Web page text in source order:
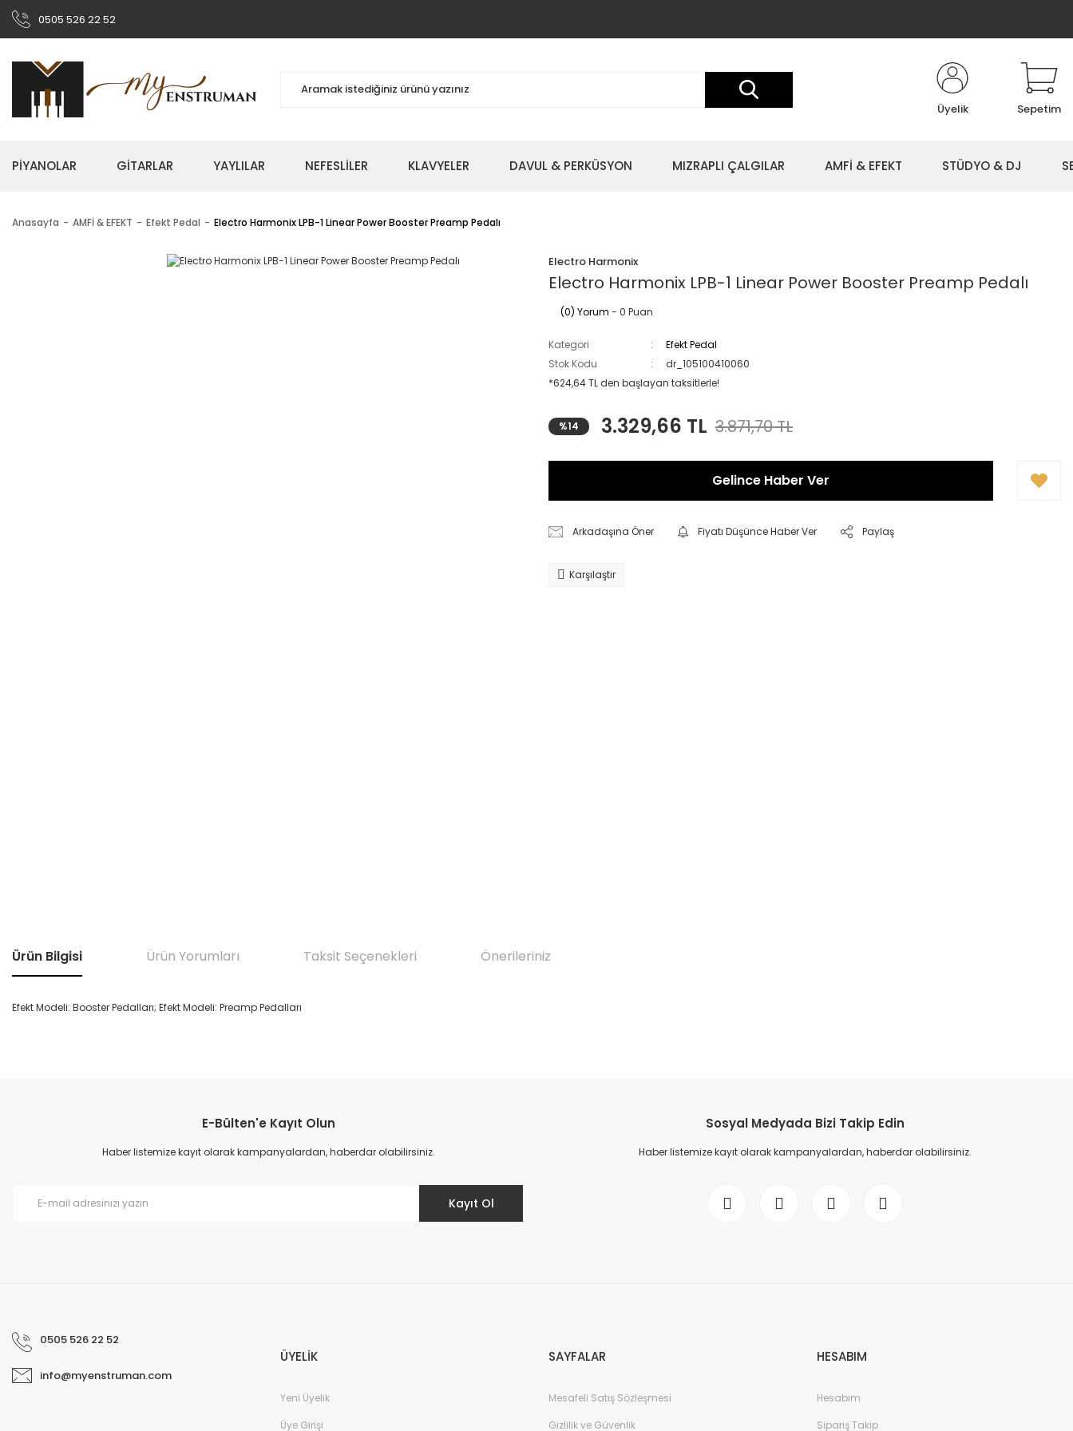
0505 526 22 52
Üyelik Sepetim
PİYANOLAR GİTARLAR YAYLILAR NEFESLİLER KLAVYELER DAVUL & PERKÜSYON MIZRAPLI ÇALGILAR AMFİ & EFEKT STÜDYO & DJ
Anasayfa AMFİ & EFEKT Efekt Pedal Electro Harmonix LPB-1 Linear Power Booster Preamp Pedalı
Electro Harmonix
Electro Harmonix LPB-1 Linear Power Booster Preamp Pedalı
(0) Yorum - 0 Puan
Kategori
Efekt Pedal
Stok Kodu
dr_105100410060
*624,64 TL den başlayan taksitlerle!
%14 3.329,66 TL 3.871,70 TL
Gelince Haber Ver
Arkadaşına Öner Fiyatı Düşünce Haber Ver Paylaş
Karşılaştır
Ürün Bilgisi Ürün Yorumları Taksit Seçenekleri Önerileriniz
Efekt Modeli: Booster Pedalları; Efekt Modeli: Preamp Pedalları
Ürün resmi kalitesiz, bozuk veya görüntülenemiyor.
Ürün açıklamasında eksik bilgiler bulunuyor.
E-Bülten'e Kayıt Olun
Haber listemize kayıt olarak kampanyalardan, haberdar olabilirsiniz.
Kayıt Ol
Sosyal Medyada Bizi Takip Edin
Haber listemize kayıt olarak kampanyalardan, haberdar olabilirsiniz.
0505 526 22 52
info@myenstruman.com
ÜYELİK
Yeni Üyelik
Üye Girişi
SAYFALAR
Mesafeli Satış Sözleşmesi
Gizlilik ve Güvenlik
HESABIM
Hesabım
Sipariş Takip